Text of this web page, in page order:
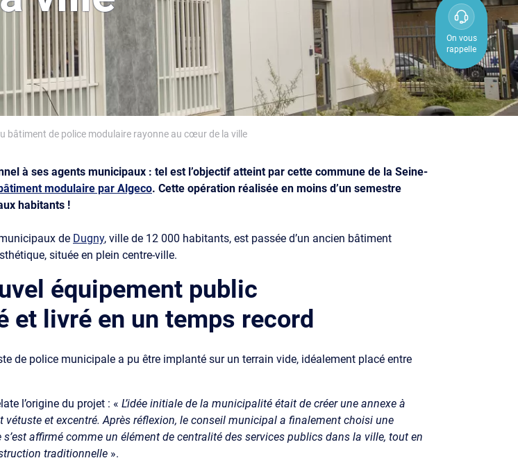
0800
850
800
On vous
rappelle
bâtiment de police modulaire rayonne au cœur de la ville
à ses agents municipaux : tel est l’objectif atteint par cette commune de la Seine-
modulaire par Algeco. Cette opération réalisée en moins d’un semestre
habitants !
de Dugny, ville de 12 000 habitants, est passée d’un ancien bâtiment
située en plein centre-ville.
équipement public
livré en un temps record
de police municipale a pu être implanté sur un terrain vide, idéalement placé entre
l’origine du projet : « L’idée initiale de la municipalité était de créer une annexe à
et excentré. Après réflexion, le conseil municipal a finalement choisi une
affirmé comme un élément de centralité des services publics dans la ville, tout en
traditionnelle ».